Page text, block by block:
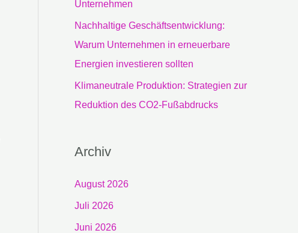
Unternehmen
Nachhaltige Geschäftsentwicklung:
Warum Unternehmen in erneuerbare
Energien investieren sollten
Klimaneutrale Produktion: Strategien zur
Reduktion des CO2-Fußabdrucks
Archiv
August 2026
Juli 2026
Juni 2026